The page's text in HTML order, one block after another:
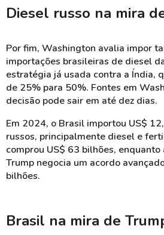
Diesel russo na mira
Por fim, Washington avalia impor
importações brasileiras de diesel
estratégia já usada contra a Índia,
de 25% para 50%. Fontes em
decisão pode sair em até dez dias.
Em 2024, o Brasil importou US$
russos, principalmente diesel e
comprou US$ 63 bilhões,
Trump negocia um acordo
bilhões.
Brasil na mira de